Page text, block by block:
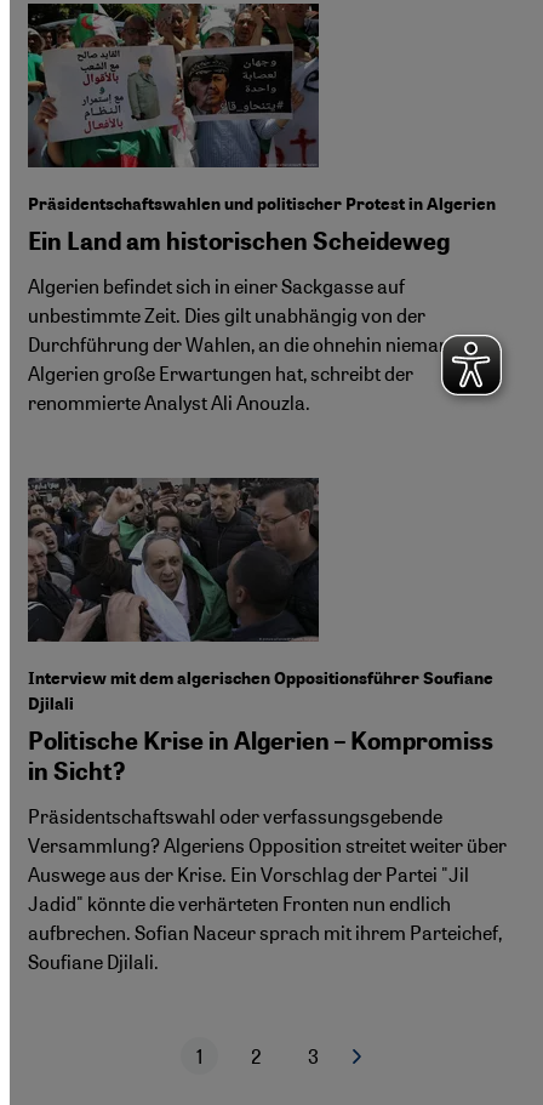
Präsidentschaftswahlen und politischer Protest in Algerien
Ein Land am historischen Scheideweg
Algerien befindet sich in einer Sackgasse auf
unbestimmte Zeit. Dies gilt unabhängig von der
Durchführung der Wahlen, an die ohnehin niemand in
Algerien große Erwartungen hat, schreibt der
renommierte Analyst Ali Anouzla.
Interview mit dem algerischen Oppositionsführer Soufiane
Djilali
Politische Krise in Algerien – Kompromiss
in Sicht?
Präsidentschaftswahl oder verfassungsgebende
Versammlung? Algeriens Opposition streitet weiter über
Auswege aus der Krise. Ein Vorschlag der Partei "Jil
Jadid" könnte die verhärteten Fronten nun endlich
aufbrechen. Sofian Naceur sprach mit ihrem Parteichef,
Soufiane Djilali.
Aktuelle Seite
1
Seite
2
Seite
3 Nächste Seite